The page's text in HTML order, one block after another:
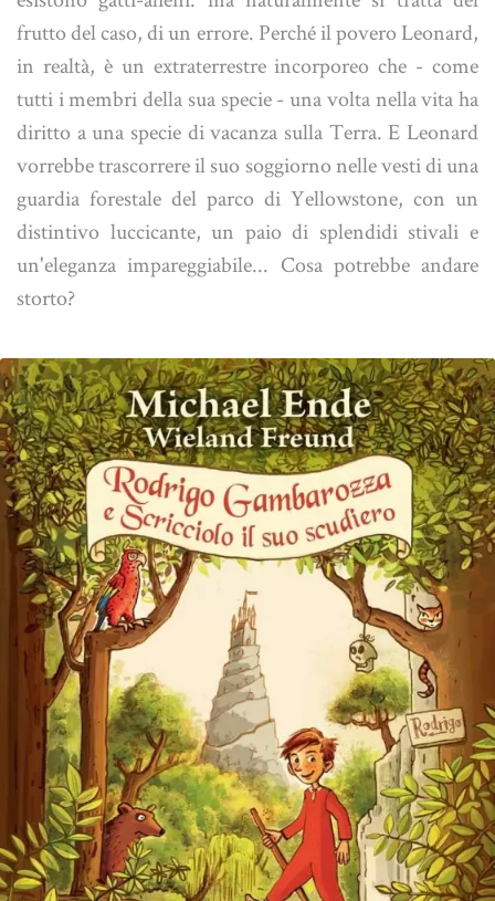
frutto del caso, di un errore. Perché il povero Leonard,
in realtà, è un extraterrestre incorporeo che - come
tutti i membri della sua specie - una volta nella vita ha
diritto a una specie di vacanza sulla Terra. E Leonard
vorrebbe trascorrere il suo soggiorno nelle vesti di una
guardia forestale del parco di Yellowstone, con un
distintivo luccicante, un paio di splendidi stivali e
un'eleganza impareggiabile... Cosa potrebbe andare
storto?